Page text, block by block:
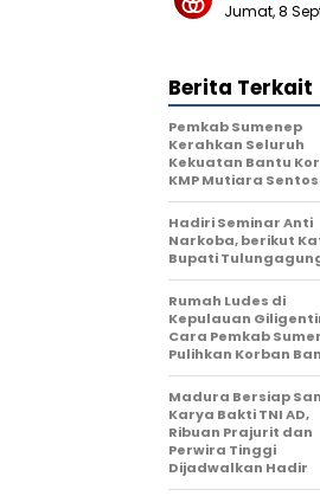
Jumat, 8
Berita Terkait
Pemkab Sumenep
Kerahkan Seluruh
Kekuatan Bantu
KMP Mutiara
Hadiri Seminar Anti
Narkoba, berikut
Bupati
Rumah Ludes di
Kepulauan
Cara Pemkab
Pulihkan Korban
Madura Bersiap
Karya Bakti TNI AD,
Ribuan Prajurit dan
Perwira Tinggi
Dijadwalkan Hadir